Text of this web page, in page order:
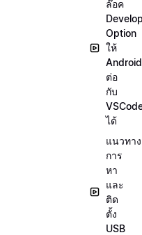
ล๊อค
Option
ให้
Android
ต่อ
กับ
ได้
แนวทาง
การ
หา
และ
ติด
ตั้ง
USB